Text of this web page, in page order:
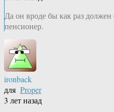
Да он вроде бы как раз должен
пенсионер.
ironback
для Proper
3 лет назад